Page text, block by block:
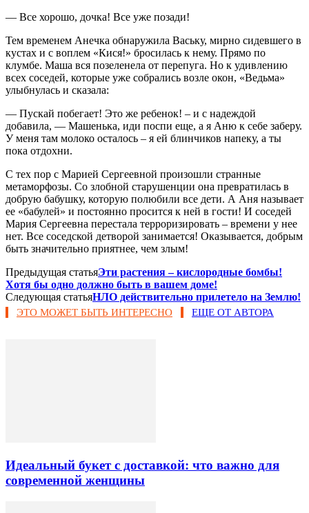
— Все хорошо, дочка! Все уже позади!
Тем временем Анечка обнаружила Ваську, мирно сидевшего в
кустах и с воплем «Кися!» бросилась к нему. Прямо по
клумбе. Маша вся позеленела от перепуга. Но к удивлению
всех соседей, которые уже собрались возле окон, «Ведьма»
улыбнулась и сказала:
— Пускай побегает! Это же ребенок! – и с надеждой
добавила, — Машенька, иди поспи еще, а я Аню к себе заберу.
У меня там молоко осталось – я ей блинчиков напеку, а ты
пока отдохни.
С тех пор с Марией Сергеевной произошли странные
метаморфозы. Со злобной старушенции она превратилась в
добрую бабушку, которую полюбили все дети. А Аня называет
ее «бабулей» и постоянно просится к ней в гости! И соседей
Мария Сергеевна перестала терроризировать – времени у нее
нет. Все соседской детворой занимается! Оказывается, добрым
быть значительно приятнее, чем злым!
Предыдущая статьяЭти растения – кислородные бомбы!
Хотя бы одно должно быть в вашем доме!
Следующая статьяНЛО действительно прилетело на Землю!
ЭТО МОЖЕТ БЫТЬ ИНТЕРЕСНО ЕЩЕ ОТ АВТОРА
Идеальный букет с доставкой: что важно для
современной женщины